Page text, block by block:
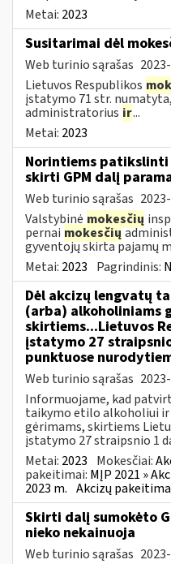
Metai: 2023
Susitarimai dėl
Web turinio sąrašas
Lietuvos Respublikos
įstatymo 71 str.
administratorius ir...
Metai: 2023
Norintiems
skirti GPM dalį
Web turinio sąrašas
Valstybinė mokesčių
pernai mokesčių
gyventojų skirta pajamų
Metai: 2023 Pagrindinis:
Dėl akcizų lengvatų
(arba) alkoholiniams
skirtiems...Lietuvos
įstatymo 27
punktuose
Web turinio sąrašas
Informuojame, kad
taikymo etilo alkoholiui
gėrimams, skirtiems
įstatymo 27 straipsnio 1
Metai: 2023 Mokesčiai:
pakeitimai: MĮP 2021 »
2023 m. Akcizų
Skirti dalį sumokėto
nieko nekainuoja
Web turinio sąrašas